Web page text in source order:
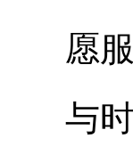
愿
与